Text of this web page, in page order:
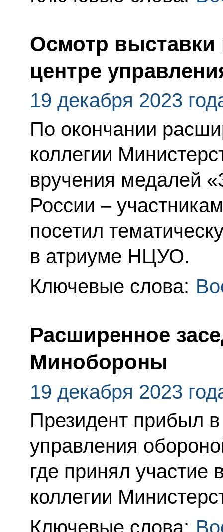
Осмотр
центре
19 декабря 2023
По окончании
коллегии
вручения медалей
России –
посетил
в атриуме НЦУО.
Ключевые слова:
Расширенное
Минобороны
19 декабря 2023
Президент прибыл
управления
где принял
коллегии
Ключевые слова: